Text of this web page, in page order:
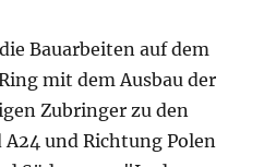
Bauarbeiten auf dem
mit dem Ausbau der
Zubringer zu den
A24 und Richtung Polen